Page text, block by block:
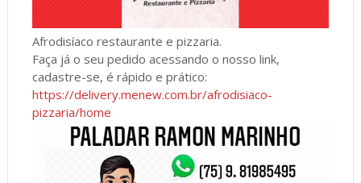
Afrodisíaco restaurante e pizzaria.
Faça já o seu pedido acessando o nosso link,
cadastre-se, é rápido e prático:
https://delivery.menew.com.br/afrodisiaco-
pizzaria/home